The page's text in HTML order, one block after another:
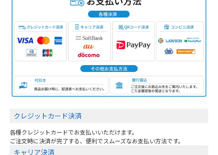
クレジットカード決済
各種クレジットカードでお支払いいただけます。
ご注文時に決済が完了する、便利でスムーズなお支払い方法です。
キャリア決済